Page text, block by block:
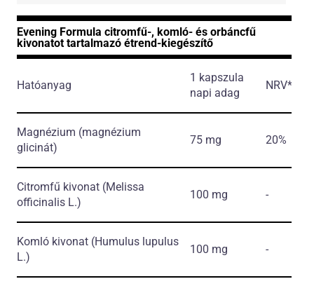
Evening Formula citromfű-, komló- és orbáncfű
kivonatot tartalmazó étrend-kiegészítő
Hatóanyag
1 kapszula
napi adag
NRV*
Magnézium (magnézium
glicinát)
75 mg 20%
Citromfű kivonat (Melissa
officinalis L.)
100 mg -
Komló kivonat (Humulus lupulus
L.)
100 mg -